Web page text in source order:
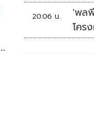
20:06 น.
'พล
โคร
เนิน